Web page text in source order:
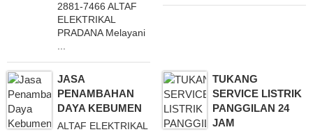
2881-7466 ALTAF
ELEKTRIKAL
PRADANA Melayani
JASA
PENAMBAHAN
DAYA KEBUMEN
ALTAF ELEKTRIKAL
TUKANG
SERVICE LISTRIK
PANGGILAN 24
JAM